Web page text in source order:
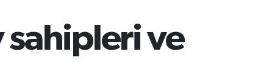
sahipleri ve